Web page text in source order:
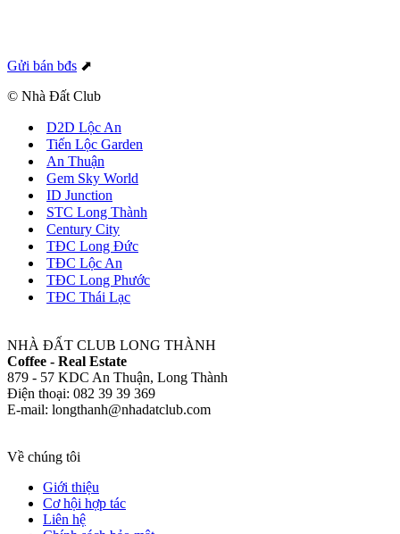
Gửi bán bđs ⬈
© Nhà Đất Club
D2D Lộc An
Tiến Lộc Garden
An Thuận
Gem Sky World
ID Junction
STC Long Thành
Century City
TĐC Long Đức
TĐC Lộc An
TĐC Long Phước
TĐC Thái Lạc
NHÀ ĐẤT CLUB LONG THÀNH
Coffee - Real Estate
879 - 57 KDC An Thuận, Long Thành
Điện thoại: 082 39 39 369
E-mail: longthanh@nhadatclub.com
Về chúng tôi
Giới thiệu
Cơ hội hợp tác
Liên hệ